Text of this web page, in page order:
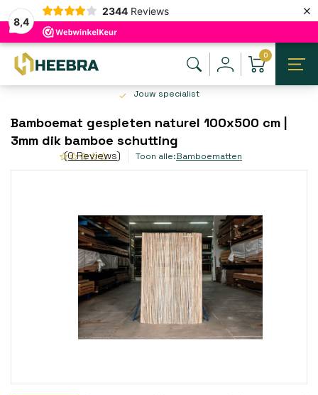
8,4
2344 Reviews ×
0
Jouw specialist
Bamboemat gespleten naturel 100x500 cm |
3mm dik bamboe schutting
(0 Reviews) Toon alle:Bamboematten